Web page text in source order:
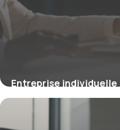
Entreprise individuelle
inconvénients et